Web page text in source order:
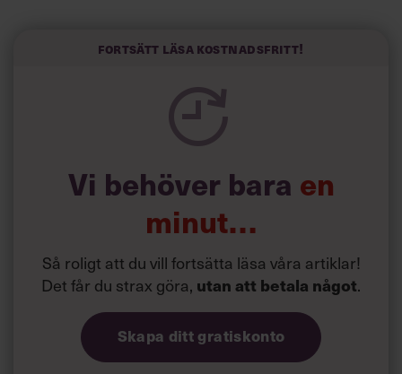
Prenumerera
enkelt uttryckt i de resurser som måste uppoffras för att
kontrakt som behövs på en fri marknad.
Kan produktionsfaktorerna sammanföras under en
ledning med hjälp av långa
jämfört med det fall där
produktionsfaktorerna ska jagas på den fria marknaden
och individuellt gång på
Köpa-/tillverka-analys konceptualiserades på 1950-talet
nisk verkstadsindustri. Begreppet användes för ett
övervägande mellan å ena
sidan producera någon komponent själv eller att å andra
Fortsätt läsa kostnadsfritt!
Vi behöver bara en
minut…
Så roligt att du vill fortsätta läsa våra artiklar!
Det får du strax göra, utan att betala något.
Skapa ditt gratiskonto